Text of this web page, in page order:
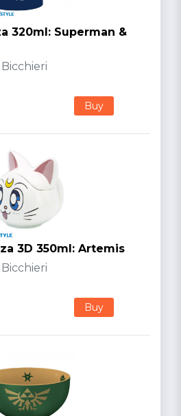
320ml: Superman &
Buy
3D 350ml: Artemis
Buy